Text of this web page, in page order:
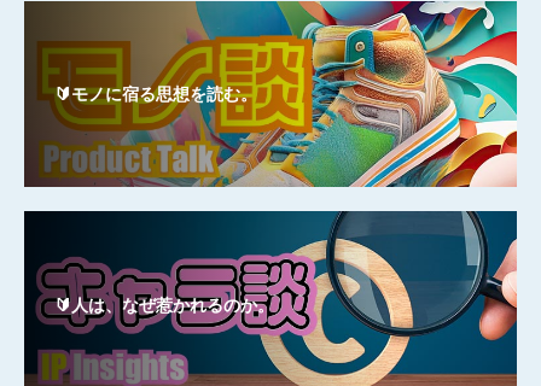
🔰モノに宿る思想を読む。
🔰人は、なぜ惹かれるのか。